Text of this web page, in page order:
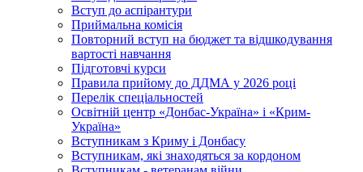
Вступ до аспірантури
Приймальна комісія
Повторний вступ на бюджет та відшкодування
вартості навчання
Підготовчі курси
Правила прийому до ДДМА у 2026 році
Перелік спеціальностей
Освітній центр «Донбас-Україна» і «Крим-
Україна»
Вступникам з Криму і Донбасу
Вступникам, які знаходяться за кордоном